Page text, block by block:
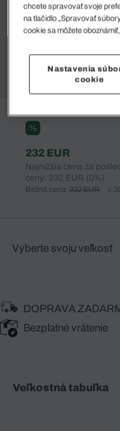
%
232 EUR
Najnižšia cena za
ceny: 232 EUR (0%)
Bežná cena: 332 EUR (-
Vyberte svoju veľkosť
DOPRAVA
Bezplatné vrátenie
Veľkostná tabuľka
chcete spravovať svoje
na tlačidlo „Spravovať
cookie sa môžete
Nastavenia
cookie